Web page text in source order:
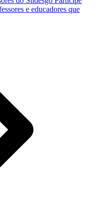
e educadores que